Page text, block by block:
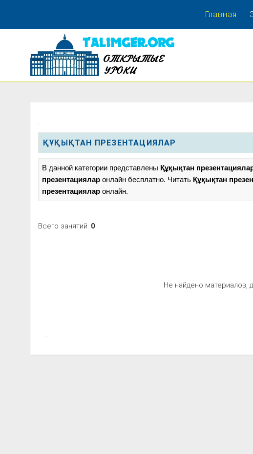
Главная
.
.
ҚҰҚЫҚТАН ПРЕЗЕНТАЦИЯЛАР
В данной категории представлены Құқықтан
презентациялар онлайн бесплатно. Читать Құқықтан
презентациялар онлайн.
.
Всего занятий: 0
Не найдено материалов,
.
.